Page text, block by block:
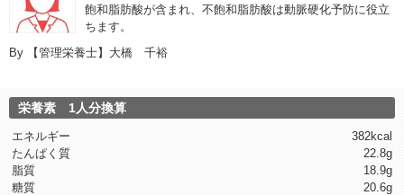
飽和脂肪酸が含まれ、不飽和脂肪酸は動脈硬化予防に役立
ちます。
By
【管理栄養士】大橋 千裕
栄養素 1人分換算
エネルギー
382kcal
たんぱく質
22.8g
脂質
18.9g
糖質
20.6g